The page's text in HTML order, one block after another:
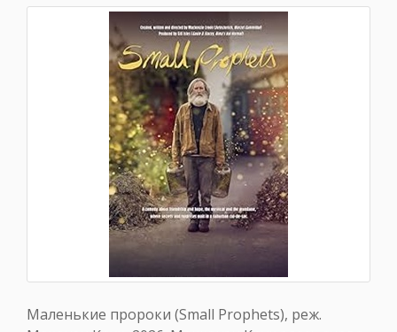
Маленькие пророки (Small Prophets), реж.